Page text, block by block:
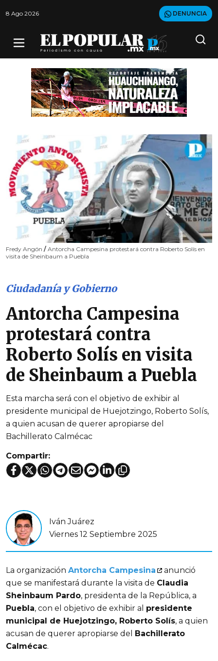
8 Ago 2026 DENUNCIA
Fredy Angón / Antorcha Campesina protestará contra Roberto Solís en
visita de Sheinbaum a Puebla
Ciudadanía y Gobierno
Antorcha Campesina
protestará contra
Roberto Solís en visita
de Sheinbaum a Puebla
Esta marcha será con el objetivo de exhibir al
presidente municipal de Huejotzingo, Roberto Solís,
a quien acusan de querer apropiarse del
Bachillerato Calmécac
Compartir:
Iván Juárez
Viernes 12 Septiembre 2025
La organización Antorcha Campesina
anunció
que se manifestará durante la visita de Claudia
Sheinbaum Pardo
Puebla, con el objetivo de exhibir al presidente
municipal de Huejotzingo, Roberto Solís, a quien
acusan de querer apropiarse del Bachillerato
Calmécac.